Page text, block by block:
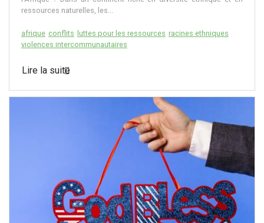
ressources naturelles, les...
afrique conflits luttes pour les ressources racines ethniques
violences intercommunautaires
Lire la suite